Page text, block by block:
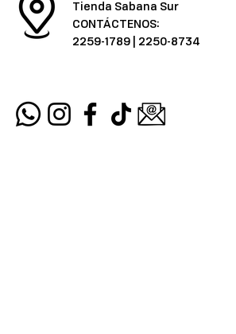
Tienda Sabana Sur
CONTÁCTENOS:
2259-1789 | 2250-8734